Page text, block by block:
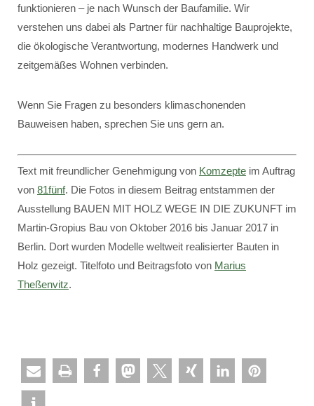
funktionieren – je nach Wunsch der Baufamilie. Wir
verstehen uns dabei als Partner für nachhaltige Bauprojekte,
die ökologische Verantwortung, modernes Handwerk und
zeitgemäßes Wohnen verbinden.
Wenn Sie Fragen zu besonders klimaschonenden
Bauweisen haben, sprechen Sie uns gern an.
Text mit freundlicher Genehmigung von Komzepte im Auftrag
von 81fünf. Die Fotos in diesem Beitrag entstammen der
Ausstellung BAUEN MIT HOLZ WEGE IN DIE ZUKUNFT im
Martin-Gropius Bau von Oktober 2016 bis Januar 2017 in
Berlin. Dort wurden Modelle weltweit realisierter Bauten in
Holz gezeigt. Titelfoto und Beitragsfoto von Marius
Theßenvitz.